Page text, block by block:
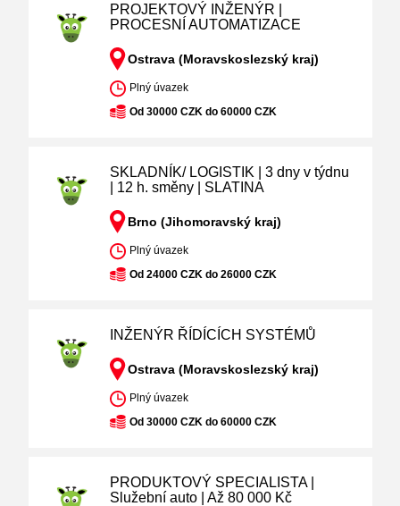
PROJEKTOVÝ INŽENÝR |
PROCESNÍ AUTOMATIZACE
Ostrava (Moravskoslezský kraj)
Plný úvazek
Od 30000 CZK do 60000 CZK
SKLADNÍK/ LOGISTIK | 3 dny v týdnu
| 12 h. směny | SLATINA
Brno (Jihomoravský kraj)
Plný úvazek
Od 24000 CZK do 26000 CZK
INŽENÝR ŘÍDÍCÍCH SYSTÉMŮ
Ostrava (Moravskoslezský kraj)
Plný úvazek
Od 30000 CZK do 60000 CZK
PRODUKTOVÝ SPECIALISTA |
Služební auto | Až 80 000 Kč